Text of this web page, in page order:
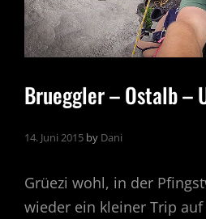
Brueggler – Ostalb –
14. Juni 2015 by Dani
Grüezi wohl, in der
wieder ein kleiner Trip